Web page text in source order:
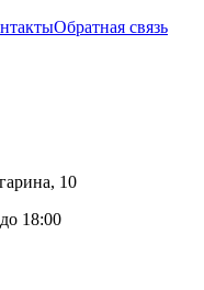
Обратная связь
10
18:00